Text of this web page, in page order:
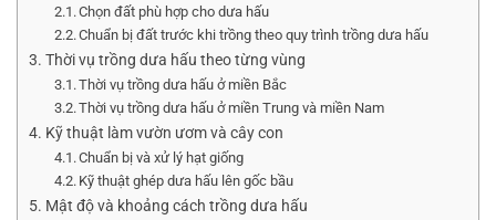
Chọn đất phù hợp cho dưa hấu
Chuẩn bị đất trước khi trồng theo quy trình trồng dưa hấu
Thời vụ trồng dưa hấu theo từng vùng
Thời vụ trồng dưa hấu ở miền Bắc
Thời vụ trồng dưa hấu ở miền Trung và miền Nam
Kỹ thuật làm vườn ươm và cây con
Chuẩn bị và xử lý hạt giống
Kỹ thuật ghép dưa hấu lên gốc bầu
Mật độ và khoảng cách trồng dưa hấu